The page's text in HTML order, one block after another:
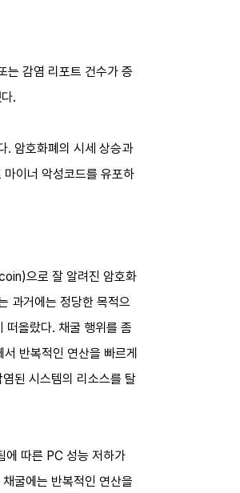
는 감염 리포트 건수가 증
.
. 암호화폐의 시세 상승과
이너 악성코드를 유포하
으로 잘 알려진 암호화
과거에는 정당한 목적으
떠올랐다. 채굴 행위를 좀
반복적인 연산을 빠르게
된 시스템의 리소스를 탈
에 따른 PC 성능 저하가
굴에는 반복적인 연산을